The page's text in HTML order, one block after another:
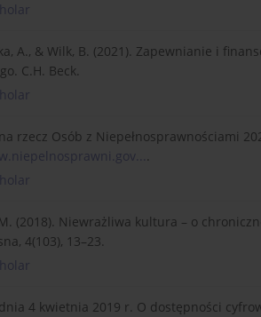
A., & Wilk, B. (2021). Zapewnianie i
C.H. Beck.
rzecz Osób z Niepełnosprawnościami
.
(2018). Niewrażliwa kultura – o
4(103), 13–23.
4 kwietnia 2019 r. O dostępności